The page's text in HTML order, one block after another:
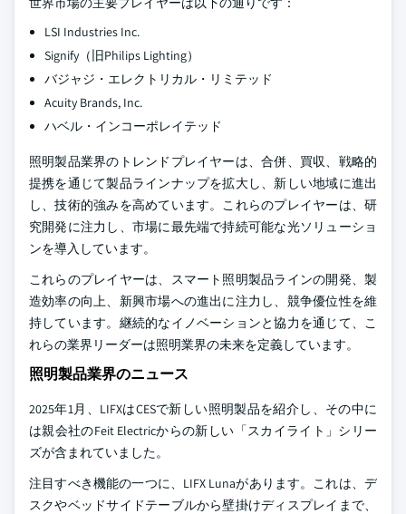
LSI Industries Inc.
Signify（旧Philips Lighting）
バジャジ・エレクトリカル・リミテッド
Acuity Brands, Inc.
ハベル・インコーポレイテッド
照明製品業界のトレンドプレイヤーは、合併、買収、戦略的
提携を通じて製品ラインナップを拡大し、新しい地域に進出
し、技術的強みを高めています。これらのプレイヤーは、研
究開発に注力し、市場に最先端で持続可能な光ソリューショ
ンを導入しています。
これらのプレイヤーは、スマート照明製品ラインの開発、製
造効率の向上、新興市場への進出に注力し、競争優位性を維
持しています。継続的なイノベーションと協力を通じて、こ
れらの業界リーダーは照明業界の未来を定義しています。
照明製品業界のニュース
2025年1月、LIFXはCESで新しい照明製品を紹介し、その中に
は親会社のFeit Electricからの新しい「スカイライト」シリー
ズが含まれていました。
注目すべき機能の一つに、LIFX Lunaがあります。これは、デ
スクやベッドサイドテーブルから壁掛けディスプレイまで、